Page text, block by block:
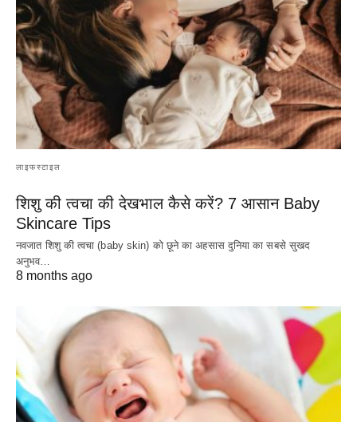
लाइफस्टाइल
शिशु की त्वचा की देखभाल कैसे करें? 7 आसान Baby
Skincare Tips
नवजात शिशु की त्वचा (baby skin) को छूने का अहसास दुनिया का सबसे सुखद
अनुभव…
8 months ago